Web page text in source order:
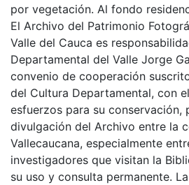
por vegetación. Al fondo
El Archivo del Patrimonio
Valle del Cauca es
Departamental del Valle Jorge
convenio de cooperación
del Cultura Departamental, con
esfuerzos para su conservación,
divulgación del Archivo entre la
Vallecaucana, especialmente
investigadores que visitan la
su uso y consulta permanente.